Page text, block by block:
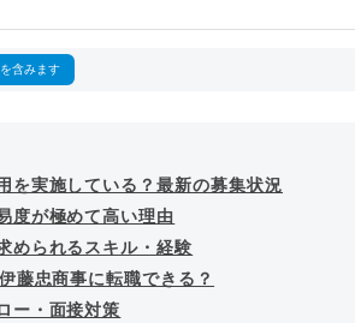
含みます
を実施している？最新の募集状況
度が極めて高い理由
められるスキル・経験
藤忠商事に転職できる？
ー・面接対策